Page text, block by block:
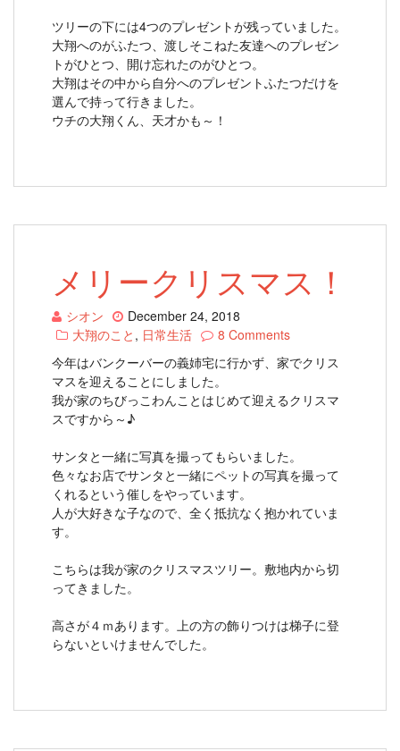
ツリーの下には4つのプレゼントが残っていました。
大翔へのがふたつ、渡しそこねた友達へのプレゼン
トがひとつ、開け忘れたのがひとつ。
大翔はその中から自分へのプレゼントふたつだけを
選んで持って行きました。
ウチの大翔くん、天才かも～！
メリークリスマス！
シオン
December 24, 2018
大翔のこと , 日常生活
8 Comments
今年はバンクーバーの義姉宅に行かず、家でクリス
マスを迎えることにしました。
我が家のちびっこわんことはじめて迎えるクリスマ
スですから～♪
サンタと一緒に写真を撮ってもらいました。
色々なお店でサンタと一緒にペットの写真を撮って
くれるという催しをやっています。
人が大好きな子なので、全く抵抗なく抱かれていま
す。
こちらは我が家のクリスマスツリー。敷地内から切
ってきました。
高さが４ｍあります。上の方の飾りつけは梯子に登
らないといけませんでした。